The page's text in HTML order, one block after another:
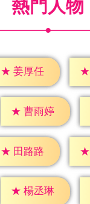
熱門人物
★ 姜厚任 ★
★ 曹雨婷
★ 田路路 ★
★ 楊丞琳